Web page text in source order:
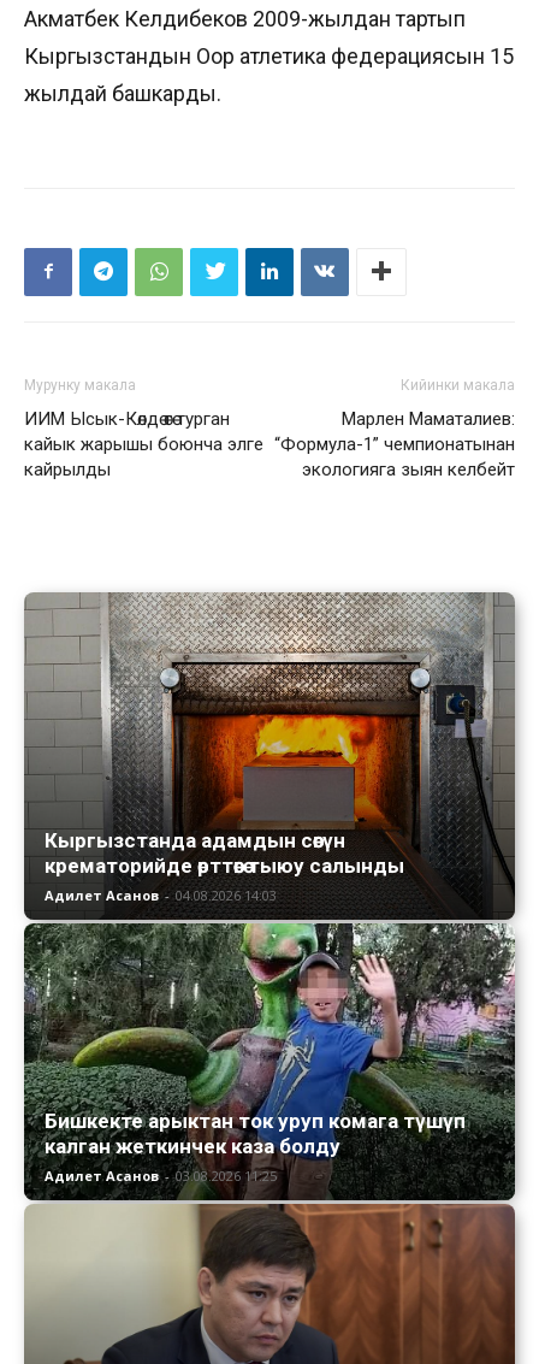
Акматбек Келдибеков 2009-жылдан тартып
Кыргызстандын Оор атлетика федерациясын 15
жылдай башкарды.
Мурунку макала
ИИМ Ысык-Көлдө өтө турган
кайык жарышы боюнча элге
кайрылды
Кийинки макала
Марлен Маматалиев:
“Формула-1” чемпионатынан
экологияга зыян келбейт
Кыргызстанда адамдын сөөгүн
крематорийде өрттөөгө тыюу салынды
Адилет Асанов - 04.08.2026 14:03
Бишкекте арыктан ток уруп комага түшүп
калган жеткинчек каза болду
Адилет Асанов - 03.08.2026 11:25